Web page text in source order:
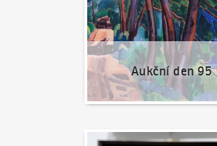
Aukční den 95
Jak dražit?